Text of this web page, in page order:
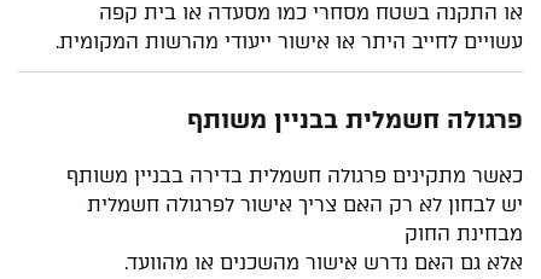
או התקנה בשטח מסחרי כמו מסעדה או בית קפה
עשויים לחייב היתר או אישור ייעודי מהרשות המקומית.
פרגולה חשמלית בבניין משותף
כאשר מתקינים פרגולה חשמלית בדירה בבניין משותף
יש לבחון לא רק האם צריך אישור לפרגולה חשמלית
מבחינת החוק
אלא גם האם נדרש אישור מהשכנים או מהוועד.